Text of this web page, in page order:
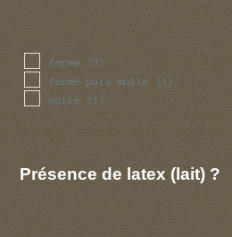
ferme (7)
ferme puis molle (1)
molle (1)
Présence de latex (lait) ?